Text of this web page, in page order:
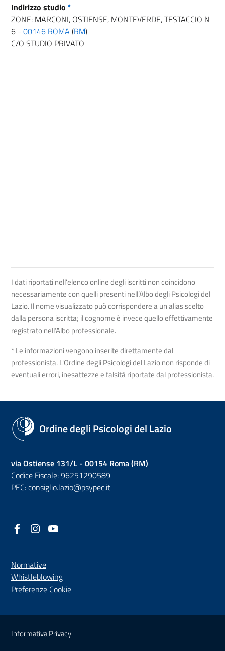
Indirizzo studio *
ZONE: MARCONI, OSTIENSE, MONTEVERDE, TESTACCIO N
6 - 00146 ROMA (RM)
C/O STUDIO PRIVATO
I dati riportati nell'elenco online degli iscritti non coincidono
necessariamente con quelli presenti nell’Albo degli Psicologi del
Lazio. Il nome visualizzato può corrispondere a un alias scelto
dalla persona iscritta; il cognome è invece quello effettivamente
registrato nell’Albo professionale.
* Le informazioni vengono inserite direttamente dal
professionista. L'Ordine degli Psicologi del Lazio non risponde di
eventuali errori, inesattezze e falsità riportate dal professionista.
Ordine degli Psicologi del Lazio
via Ostiense 131/L - 00154 Roma (RM)
Codice Fiscale: 96251290589
PEC:consiglio.lazio@psypec.it
Facebook
(nuova scheda - new tab)
Instagram
(nuova scheda - new tab)
Normative
Whistleblowing(nuova scheda - new tab)
Preferenze Cookie
Sezione Link Utili
Informativa Privacy